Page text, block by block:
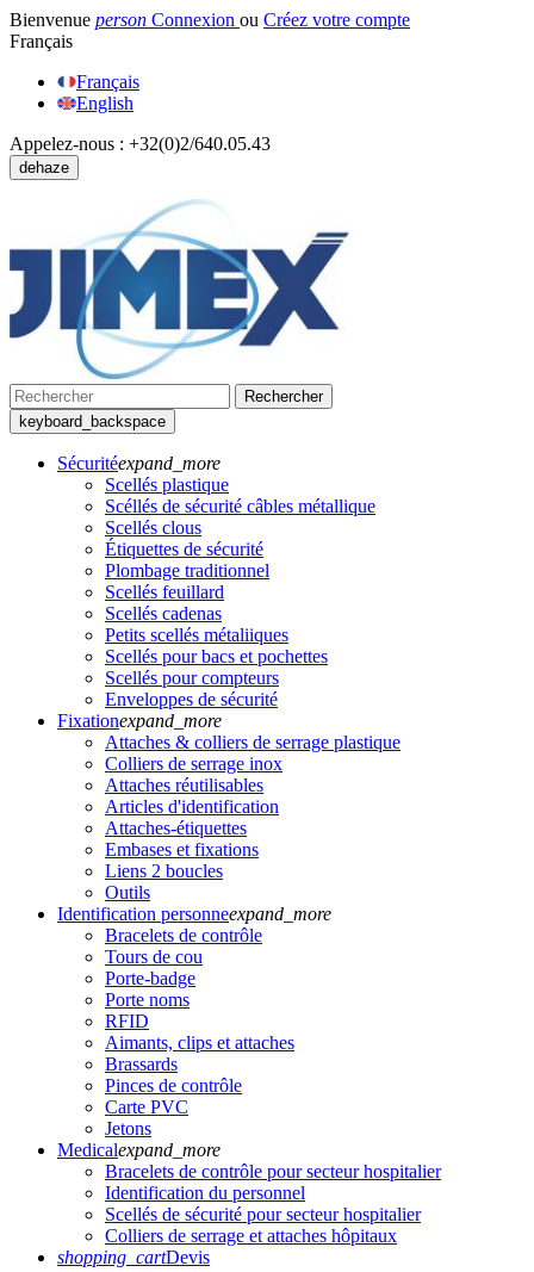
Bienvenue person Connexion ou Créez votre compte
Français
Français
English
Appelez-nous : +32(0)2/640.05.43
dehaze
Rechercher
keyboard_backspace
Sécuritéexpand_more
Scellés plastique
Scéllés de sécurité câbles métallique
Scellés clous
Étiquettes de sécurité
Plombage traditionnel
Scellés feuillard
Scellés cadenas
Petits scellés métaliiques
Scellés pour bacs et pochettes
Scellés pour compteurs
Enveloppes de sécurité
Fixationexpand_more
Attaches & colliers de serrage plastique
Colliers de serrage inox
Attaches réutilisables
Articles d'identification
Attaches-étiquettes
Embases et fixations
Liens 2 boucles
Outils
Identification personneexpand_more
Bracelets de contrôle
Tours de cou
Porte-badge
Porte noms
RFID
Aimants, clips et attaches
Brassards
Pinces de contrôle
Carte PVC
Jetons
Medicalexpand_more
Bracelets de contrôle pour secteur hospitalier
Identification du personnel
Scellés de sécurité pour secteur hospitalier
Colliers de serrage et attaches hôpitaux
shopping_cartDevis